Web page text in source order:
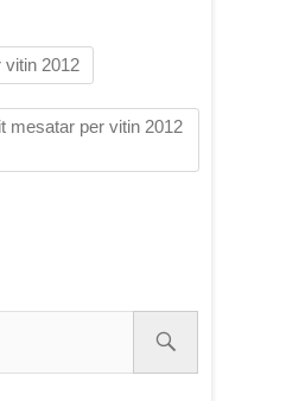
vitin 2012
mesatar per vitin 2012